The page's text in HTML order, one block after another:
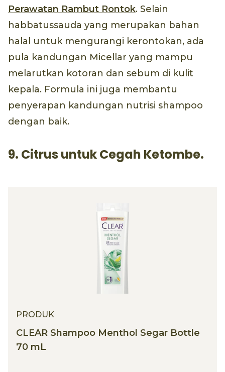
Perawatan Rambut Rontok. Selain
habbatussauda yang merupakan bahan
halal untuk mengurangi kerontokan, ada
pula kandungan Micellar yang mampu
melarutkan kotoran dan sebum di kulit
kepala. Formula ini juga membantu
penyerapan kandungan nutrisi shampoo
dengan baik.
9. Citrus untuk Cegah Ketombe.
PRODUK
CLEAR Shampoo Menthol Segar Bottle
70 mL